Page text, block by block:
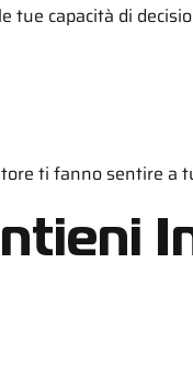
capacità di
ti fanno sentire a